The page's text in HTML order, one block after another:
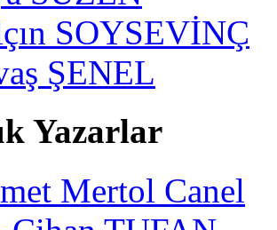
SOYSEVİNÇ
ŞENEL
Yazarlar
Mertol Canel